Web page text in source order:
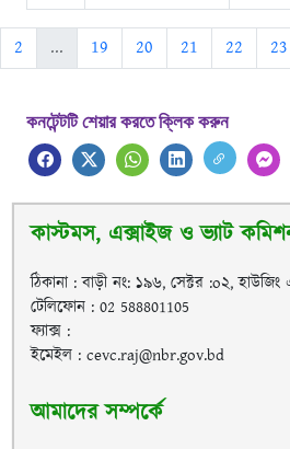
2 ... 19 20 21 22 23
কনটেন্টটি শেয়ার করতে ক্লিক করুন
কাস্টমস, এক্সাইজ ও ভ্যাট
ঠিকানা : বাড়ী নং: ১৯৬, সেক্টর :o২,
টেলিফোন : 02 588801105
ফ্যাক্স :
ইমেইল : cevc.raj@nbr.gov.bd
আমাদের সম্পর্কে